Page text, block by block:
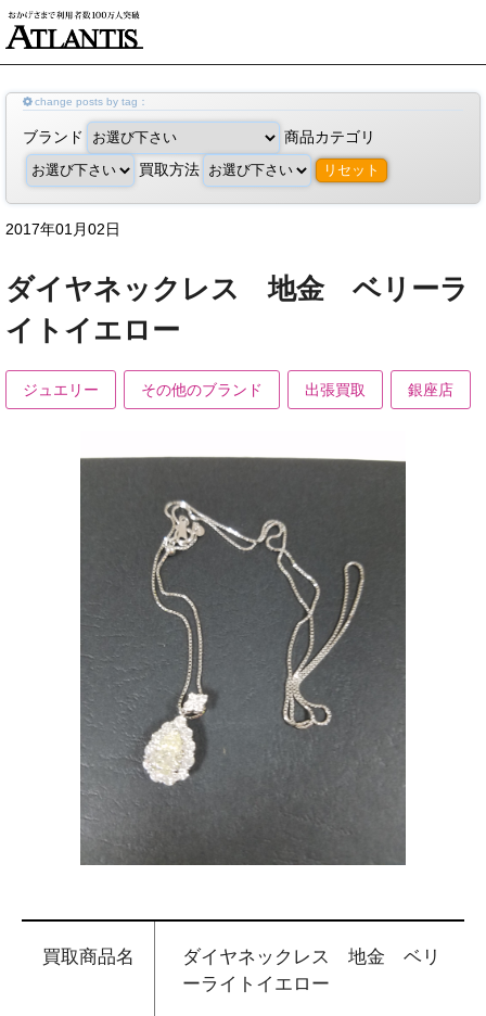
change posts by tag：
ブランド
商品カテゴリ
買取方法
リセット
2017年01月02日
ダイヤネックレス 地金 ベリーラ
イトイエロー
ジュエリー その他のブランド 出張買取 銀座店
買取商品名
ダイヤネックレス 地金 ベリ
ーライトイエロー